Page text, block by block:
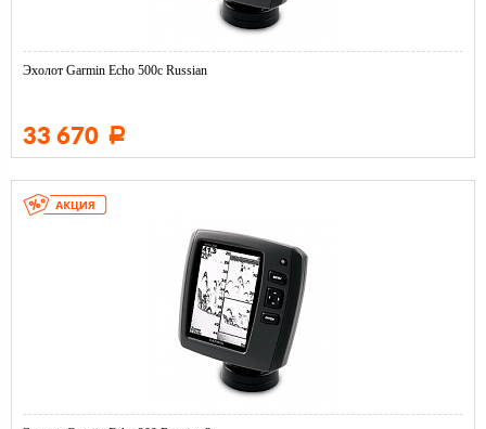
Эхолот Garmin Echo 500c Russian
33 670 Р